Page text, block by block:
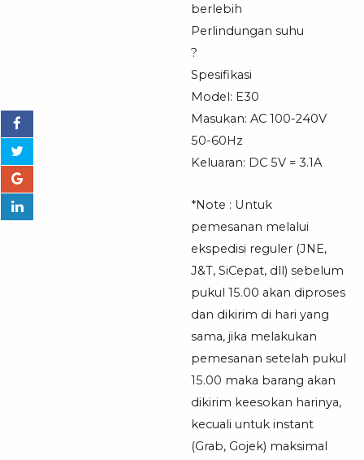
berlebih
Perlindungan suhu
?
Spesifikasi
Model: E30
Masukan: AC 100-240V
50-60Hz
Keluaran: DC 5V = 3.1A
*Note : Untuk
pemesanan melalui
ekspedisi reguler (JNE,
J&T, SiCepat, dll) sebelum
pukul 15.00 akan diproses
dan dikirim di hari yang
sama, jika melakukan
pemesanan setelah pukul
15.00 maka barang akan
dikirim keesokan harinya,
kecuali untuk instant
(Grab, Gojek) maksimal